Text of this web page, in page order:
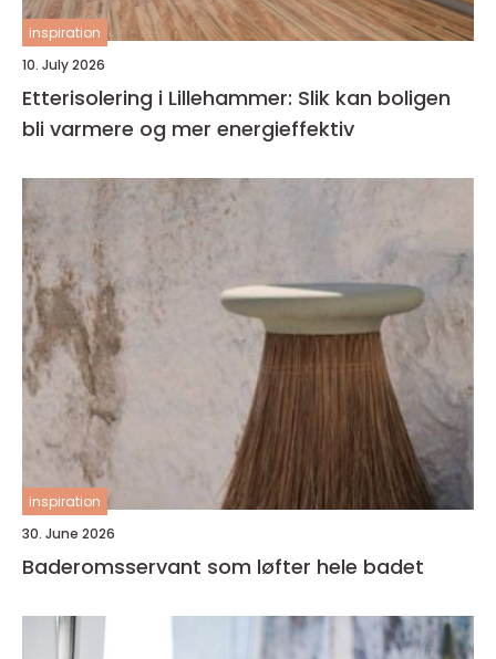
inspiration
10. July 2026
Etterisolering i Lillehammer: Slik kan boligen
bli varmere og mer energieffektiv
inspiration
30. June 2026
Baderomsservant som løfter hele badet